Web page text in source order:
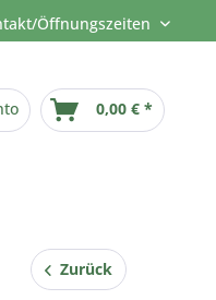
Öffnungszeiten
0,00 € *
Zurück